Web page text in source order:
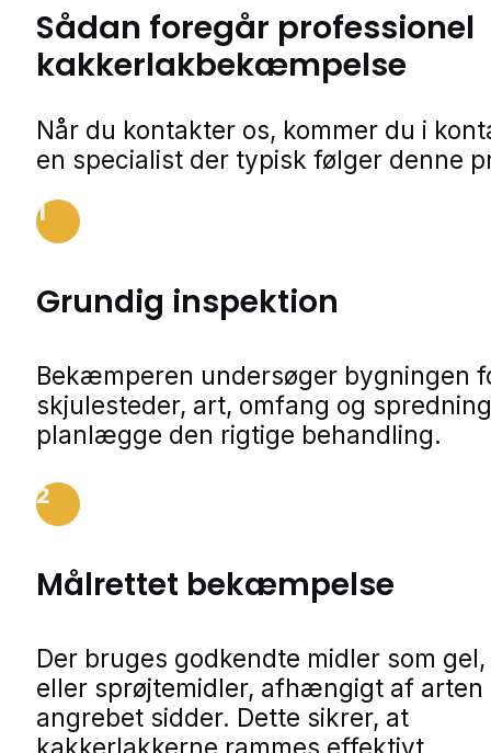
Sådan foregår professionel
kakkerlakbekæmpelse
Når du kontakter os, kommer du i
en specialist der typisk følger denne
1
Grundig inspektion
Bekæmperen undersøger bygningen
skjulesteder, art, omfang og
planlægge den rigtige behandling.
2
Målrettet bekæmpelse
Der bruges godkendte midler som
eller sprøjtemidler, afhængigt af arten
angrebet sidder. Dette sikrer, at